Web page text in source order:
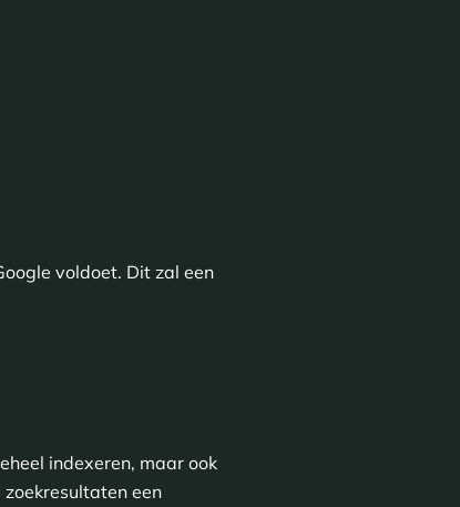
voldoet. Dit zal een
indexeren, maar ook
een